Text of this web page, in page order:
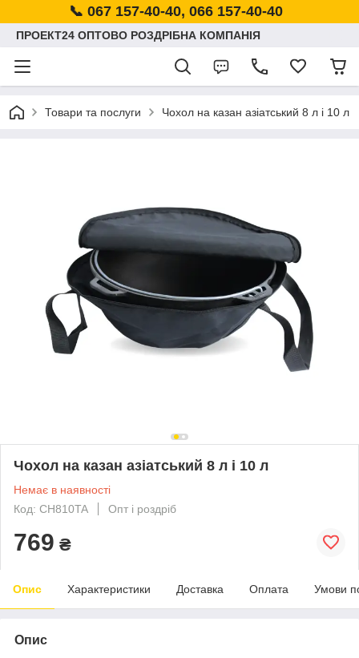
📞 067 157-40-40, 066 157-40-40
ПРОЕКТ24 ОПТОВО РОЗДРІБНА КОМПАНІЯ
Товари та послуги Чохол на казан азіатський 8 л і 10 л
Чохол на казан азіатський 8 л і 10 л
Немає в наявності
Код: CH810TA
Опт і роздріб
769 ₴
Опис Характеристики Доставка Оплата Умови
Опис